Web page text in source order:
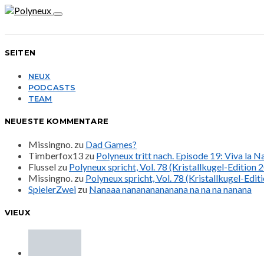
SEITEN
NEUX
PODCASTS
TEAM
NEUESTE KOMMENTARE
Missingno. zu Dad Games?
Timberfox13 zu Polyneux tritt nach. Episode 19: Viva la
Flussel zu Polyneux spricht, Vol. 78 (Kristallkugel-Edition
Missingno. zu Polyneux spricht, Vol. 78 (Kristallkugel-
SpielerZwei zu Nanaaa nanananananana na na na nanana
VIEUX